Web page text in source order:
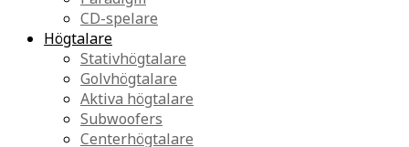
CD-spelare
Högtalare
Stativhögtalare
Golvhögtalare
Aktiva högtalare
Subwoofers
Centerhögtalare